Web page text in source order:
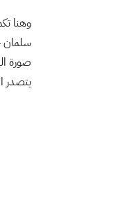
وهنا
سلمان
صورة
يتصدر